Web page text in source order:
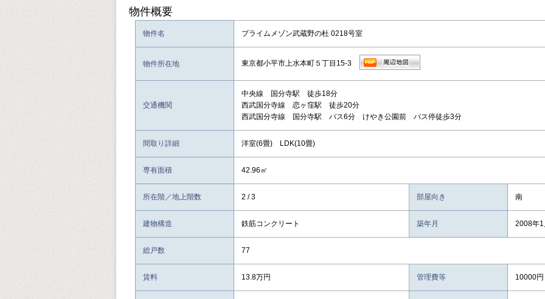
物件概要
物件名 プライムメゾン武蔵野の杜 0218号室
物件所在地 東京都小平市上水本町５丁目15-3
交通機関
中央線 国分寺駅 徒歩18分
西武国分寺線 恋ヶ窪駅 徒歩20分
西武国分寺線 国分寺駅 バス6分 けやき公園前 バス停徒歩3分
間取り詳細 洋室(6畳) LDK(10畳)
専有面積 42.96㎡
所在階／地上階数 2 / 3 部屋向き 南
建物構造 鉄筋コンクリート 築年月 2008年1
総戸数 77
賃料 13.8万円 管理費等 10000円